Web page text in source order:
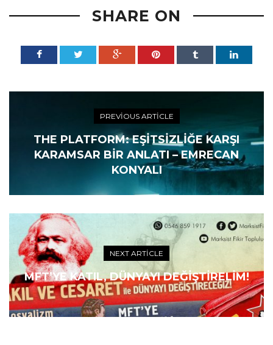
SHARE ON
PREVIOUS ARTICLE
THE PLATFORM: EŞITSIZLIĞE KARŞI
KARAMSAR BIR ANLATI – EMRECAN
KONYALI
NEXT ARTICLE
MFT’YE KATIL, DÜNYAYI DEĞIŞTIRELIM!